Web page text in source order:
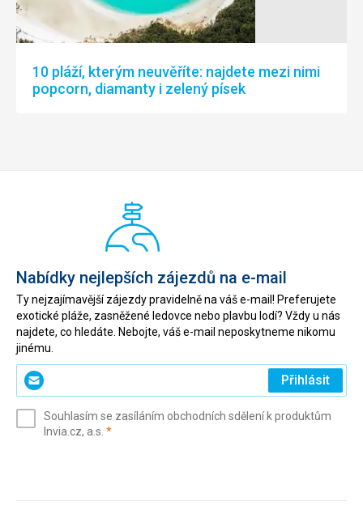
10 pláží, kterým neuvěříte: najdete mezi nimi
popcorn, diamanty i zelený písek
Nabídky nejlepších zájezdů na e-mail
Ty nejzajímavější zájezdy pravidelně na váš e-mail! Preferujete
exotické pláže, zasněžené ledovce nebo plavbu lodí? Vždy u nás
najdete, co hledáte. Nebojte, váš e-mail neposkytneme nikomu
jinému.
Zadejte
svůj
(povinné)
Přihlásit
Souhlasím se zasíláním obchodních sdělení k produktům
Invia.cz, a.s. *(povinné)